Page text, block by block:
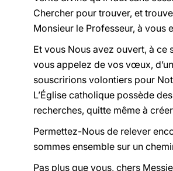
Chercher pour trouver, et
Monsieur le Professeur, à vous
Et vous Nous avez ouvert, à ce
vous appelez de vos vœux,
souscririons volontiers pour
L’Église catholique possède
recherches, quitte même à
Permettez-Nous de relever
sommes ensemble sur un
Pas plus que vous, chers